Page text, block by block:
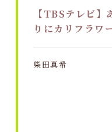
【TBSテレビ】
りにカリフラワ
柴田真希